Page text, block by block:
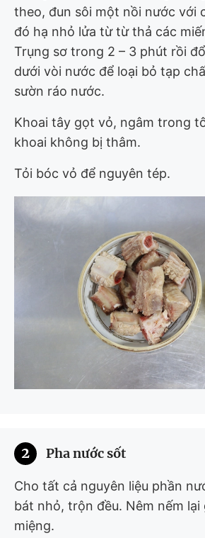
theo, đun sôi một nồi nước với
đó hạ nhỏ lửa từ từ thả các
Trụng sơ trong 2 – 3 phút rồi
dưới vòi nước để loại bỏ tạp
sườn ráo nước.
Khoai tây gọt vỏ, ngâm trong
khoai không bị thâm.
Tỏi bóc vỏ để nguyên tép.
2 Pha nước sốt
Cho tất cả nguyên liệu phần
bát nhỏ, trộn đều. Nêm nếm lại
miệng.